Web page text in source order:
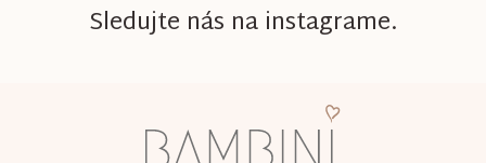
Sledujte nás na instagrame.